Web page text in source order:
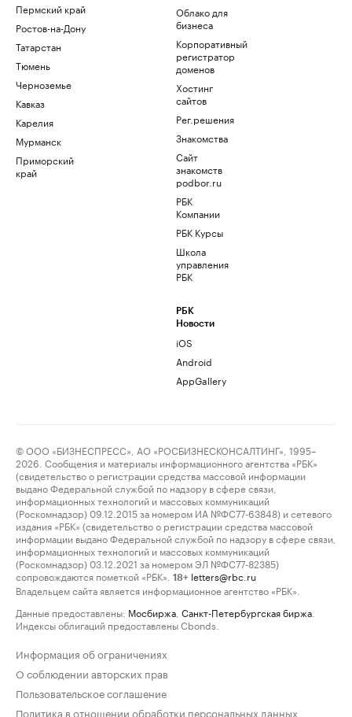
Пермский край
Ростов-на-Дону
Татарстан
Тюмень
Черноземье
Кавказ
Карелия
Мурманск
Приморский
край
Облако для
бизнеса
Корпоративный
регистратор
доменов
Хостинг
сайтов
Рег.решения
Знакомства
Сайт
знакомств
podbor.ru
РБК
Компании
РБК Курсы
Школа
управления
РБК
РБК
Новости
iOS
Android
AppGallery
© ООО «БИЗНЕСПРЕСС», АО «РОСБИЗНЕСКОНСАЛТИНГ», 1995–
2026. Сообщения и материалы информационного агентства «РБК»
(свидетельство о регистрации средства массовой информации
выдано Федеральной службой по надзору в сфере связи,
информационных технологий и массовых коммуникаций
(Роскомнадзор) 09.12.2015 за номером ИА №ФС77-63848) и сетевого
издания «РБК» (свидетельство о регистрации средства массовой
информации выдано Федеральной службой по надзору в сфере связи,
информационных технологий и массовых коммуникаций
(Роскомнадзор) 03.12.2021 за номером ЭЛ №ФС77-82385)
сопровождаются пометкой «РБК».
18+ letters@rbc.ru
Владельцем сайта является информационное агентство «РБК».
Данные предоставлены: Мосбиржа Санкт-Петербургская биржа
Индексы облигаций предоставлены Cbonds.
Информация об ограничениях
О соблюдении авторских прав
Пользовательское соглашение
Политика в отношении обработки персональных данных